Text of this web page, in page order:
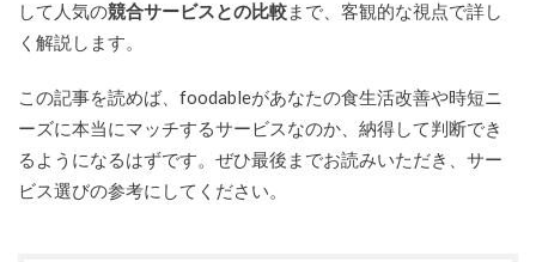
して人気の競合サービスとの比較まで、客観的な視点で詳し
く解説します。
この記事を読めば、foodableがあなたの食生活改善や時短ニ
ーズに本当にマッチするサービスなのか、納得して判断でき
るようになるはずです。ぜひ最後までお読みいただき、サー
ビス選びの参考にしてください。